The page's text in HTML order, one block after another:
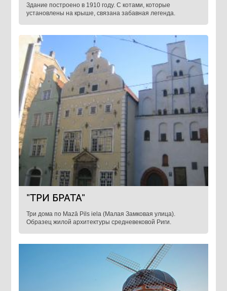
Здание построено в 1910 году. С котами, которые
установлены на крыше, связана забавная легенда.
"ТРИ БРАТА"
Три дома по Mazā Pils iela (Малая Замковая улица).
Образец жилой архитектуры средневековой Риги.